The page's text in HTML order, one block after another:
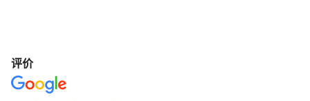
评价